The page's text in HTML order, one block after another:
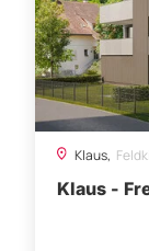
Klaus,
Klaus -
Preis